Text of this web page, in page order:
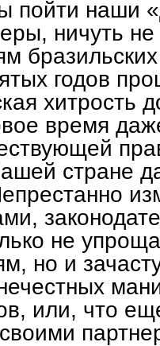
пойти наши
ничуть не
годов
хитрость
время
стране
не
но и
или, что